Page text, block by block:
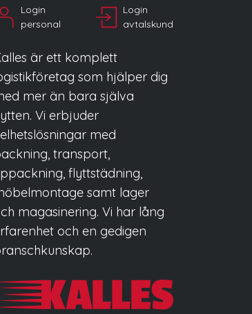
Login
personal
Login
avtalskund
är ett komplett
som hjälper dig
mer än bara själva
Vi erbjuder
med
transport,
flyttstädning,
samt lager
magasinering. Vi har lång
och en gedigen